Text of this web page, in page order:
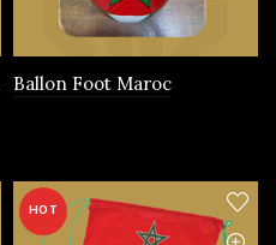
page
du
Ballon Foot Maroc
HOT